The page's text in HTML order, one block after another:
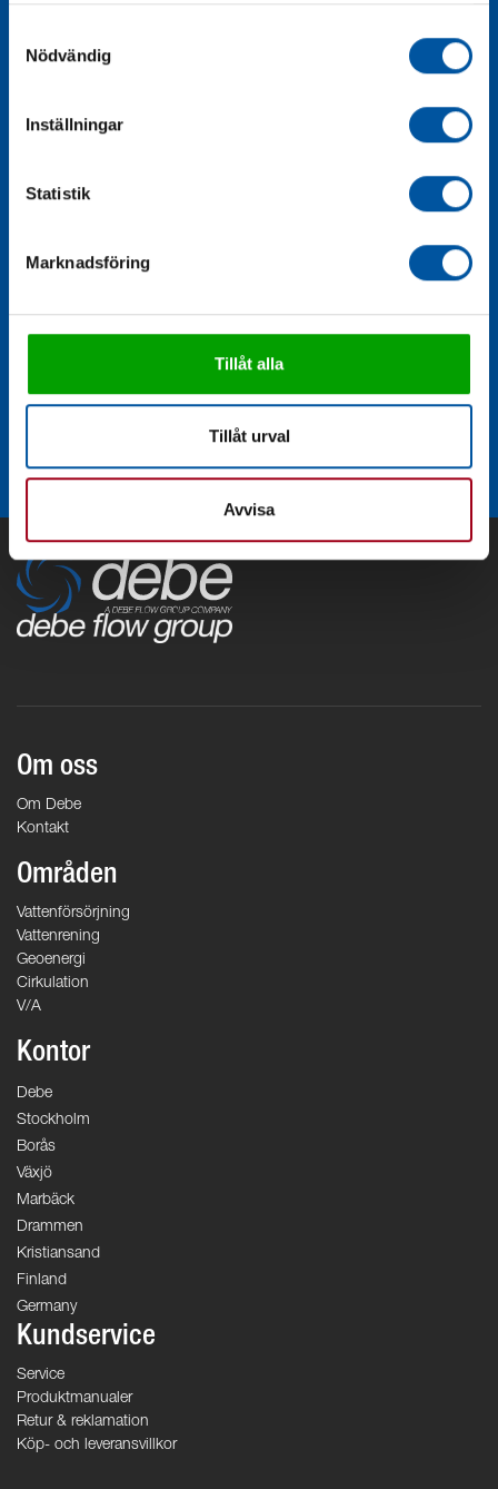
Nödvändig
Inställningar
Statistik
Marknadsföring
Tillåt alla
Tillåt urval
Avvisa
Om oss
Om Debe
Kontakt
Områden
Vattenförsörjning
Vattenrening
Geoenergi
Cirkulation
V/A
Kontor
Debe
Stockholm
Borås
Växjö
Marbäck
Drammen
Kristiansand
Finland
Germany
Kundservice
Service
Produktmanualer
Retur & reklamation
Köp- och leveransvillkor